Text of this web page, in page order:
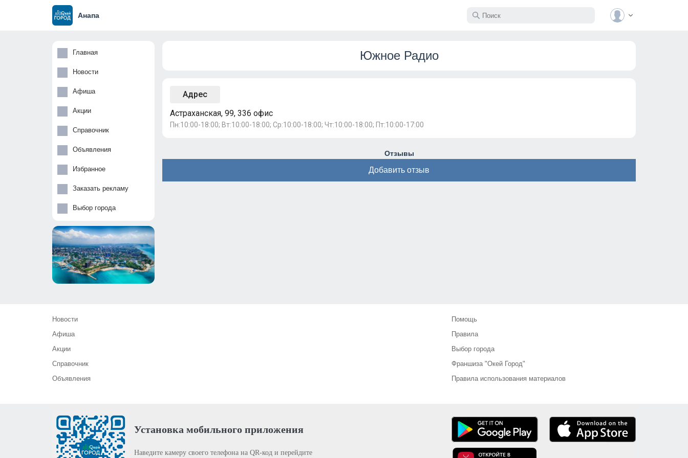
Анапа
Главная
Новости
Афиша
Акции
Справочник
Объявления
Избранное
Заказать рекламу
Выбор города
Южное Радио
Адрес
Астраханская, 99, 336 офис
Пн:10:00-18:00; Вт:10:00-18:00; Ср:10:00-18:00; Чт:10:00-18:00; Пт:10:00-17:00
Отзывы
Добавить отзыв
Новости
Афиша
Акции
Справочник
Объявления
Помощь
Правила
Выбор города
Франшиза "Окей Город"
Правила использования материалов
Установка мобильного приложения
Наведите камеру своего телефона на QR-код и перейдите